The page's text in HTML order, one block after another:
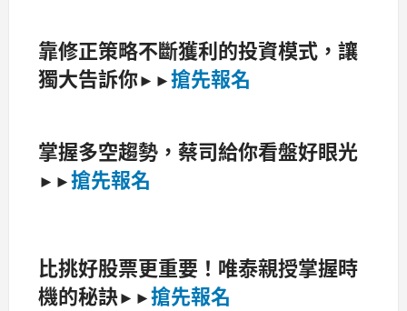
靠修正策略不斷獲利的投資模式，讓
獨大告訴你►►搶先報名
掌握多空趨勢，蔡司給你看盤好眼光
►►搶先報名
比挑好股票更重要！唯泰親授掌握時
機的秘訣►►搶先報名